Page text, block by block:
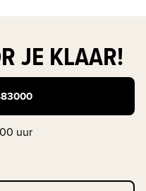
JE KLAAR!
uur